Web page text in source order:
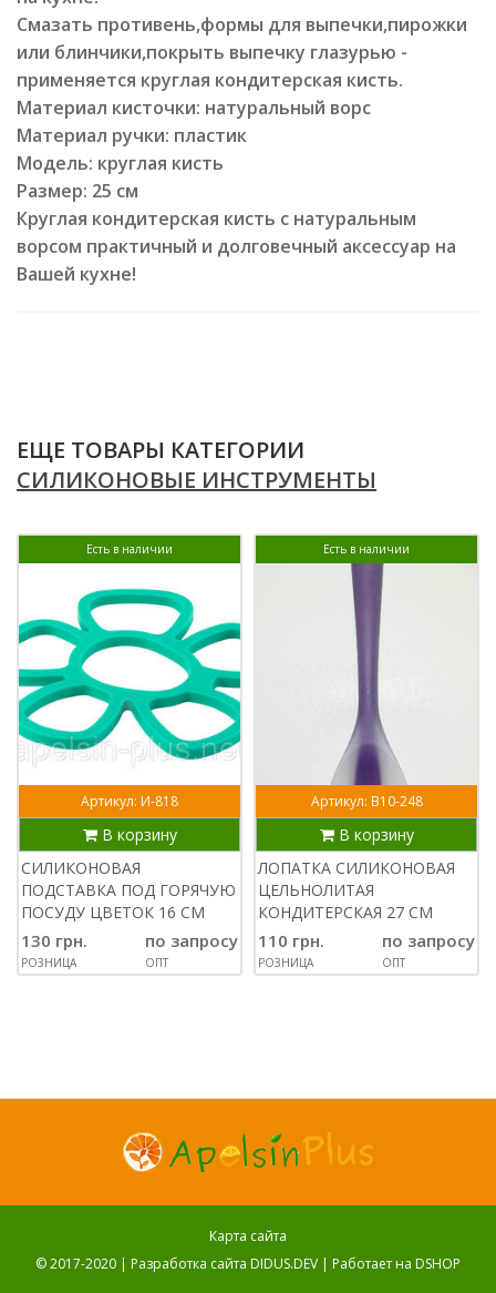
Смазать противень,формы для выпечки,пирожки
или блинчики,покрыть выпечку глазурью -
применяется круглая кондитерская кисть.
Материал кисточки: натуральный ворс
Материал ручки: пластик
Модель: круглая кисть
Размер: 25 см
Круглая кондитерская кисть с натуральным
ворсом практичный и долговечный аксессуар на
Вашей кухне!
ЕЩЕ ТОВАРЫ КАТЕГОРИИ
СИЛИКОНОВЫЕ ИНСТРУМЕНТЫ
Есть в наличии
Артикул: И-818
В корзину
СИЛИКОНОВАЯ
ПОДСТАВКА ПОД ГОРЯЧУЮ
ПОСУДУ ЦВЕТОК 16 СМ
130 грн.
РОЗНИЦА
по запросу
ОПТ
Есть в наличии
Артикул: В10-248
В корзину
ЛОПАТКА СИЛИКОНОВАЯ
ЦЕЛЬНОЛИТАЯ
КОНДИТЕРСКАЯ 27 СМ
110 грн.
РОЗНИЦА
по запросу
ОПТ
Карта сайта
© 2017-2020 | Разработка сайта DIDUS.DEV | Работает на DSHOP